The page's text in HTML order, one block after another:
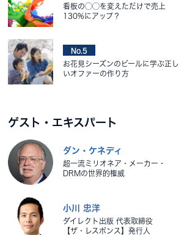
看板の◯◯を変えただけで売上
130%にアップ？
No.5
お花見シーズンのビールに学ぶ正し
いオファーの作り方
ゲスト・エキスパート
ダン・ケネディ
超一流ミリオネア・メーカー・
DRMの世界的権威
小川 忠洋
ダイレクト出版 代表取締役
【ザ・レスポンス】発行人